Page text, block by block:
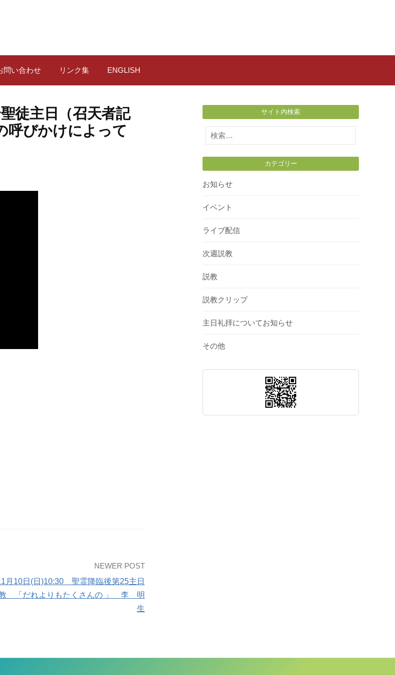
問い合わせ リンク集 ENGLISH
徒主日（召天者記
びかけによって
NEWER POST
月10日(日)10:30 聖霊降臨後第25主日
「だれよりもたくさんの 」 李 明
生
サイト内検索
検
索:
カテゴリー
お知らせ
イベント
ライブ配信
次週説教
説教
説教クリップ
主日礼拝についてお知らせ
その他